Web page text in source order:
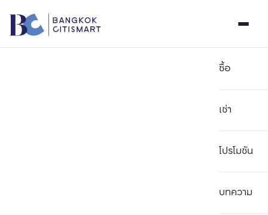
ซื้อ
เช่า
โปรโมชัน
บทความ